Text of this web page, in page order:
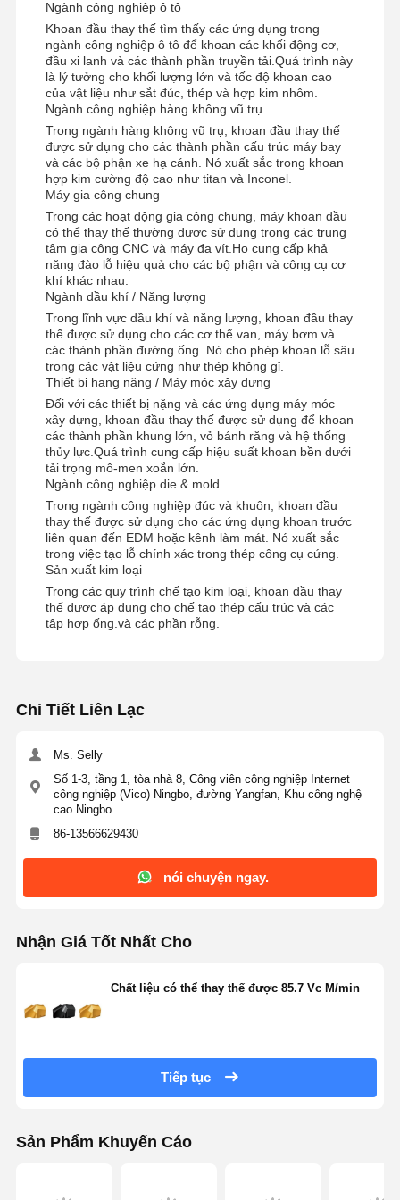
1550
15.60
15.70
EP065-P-
1560
2 15.8 6.2 11.6 A
EP065-P-
1570
2 6.2 11.6 A
EP065-P-
1580
2 6.2 11.6 A
EP065-P-
2 15.88
16.10
16.20
16.33
16.40
B20
EP065-P-
1600
2 16.9 7 12.6 1
EP065-P-
1610
2 7 12.6
EP065-P-
1620
2 7 12.6 1
EP065-P-
1625
2
EP065-P-
1633
2 7 12.6 1
EP065-P-
1640
2
EP065-P-
2 7
Ngành công nghiệp ô tô
Khoan đầu thay thế tìm thấy các ứng dụng trong
ngành công nghiệp ô tô để khoan các khối động cơ,
đầu xi lanh và các thành phần truyền tải.Quá trình này
là lý tưởng cho khối lượng lớn và tốc độ khoan cao
của vật liệu như sắt đúc, thép và hợp kim nhôm.
Ngành công nghiệp hàng không vũ trụ
Trong ngành hàng không vũ trụ, khoan đầu thay thế
được sử dụng cho các thành phần cấu trúc máy bay
và các bộ phận xe hạ cánh. Nó xuất sắc trong khoan
hợp kim cường độ cao như titan và Inconel.
Máy gia công chung
Trong các hoạt động gia công chung, máy khoan đầu
có thể thay thế thường được sử dụng trong các trung
tâm gia công CNC và máy đa vít.Họ cung cấp khả
năng đào lỗ hiệu quả cho các bộ phận và công cụ cơ
khí khác nhau.
Ngành dầu khí / Năng lượng
Trong lĩnh vực dầu khí và năng lượng, khoan đầu thay
thế được sử dụng cho các cơ thể van, máy bơm và
các thành phần đường ống. Nó cho phép khoan lỗ sâu
trong các vật liệu cứng như thép không gỉ.
Thiết bị hạng nặng / Máy móc xây dựng
Đối với các thiết bị nặng và các ứng dụng máy móc
xây dựng, khoan đầu thay thế được sử dụng để khoan
các thành phần khung lớn, vỏ bánh răng và hệ thống
thủy lực.Quá trình cung cấp hiệu suất khoan bền dưới
tải trọng mô-men xoắn lớn.
Ngành công nghiệp die & mold
Trong ngành công nghiệp đúc và khuôn, khoan đầu
thay thế được sử dụng cho các ứng dụng khoan trước
liên quan đến EDM hoặc kênh làm mát. Nó xuất sắc
trong việc tạo lỗ chính xác trong thép công cụ cứng.
Sản xuất kim loại
Trong các quy trình chế tạo kim loại, khoan đầu thay
thế được áp dụng cho chế tạo thép cấu trúc và các
tập hợp ống.và các phần rỗng.
Chi Tiết Liên Lạc
Ms. Selly
Số 1-3, tầng 1, tòa nhà 8, Công viên công nghiệp Internet
công nghiệp (Vico) Ningbo, đường Yangfan, Khu công nghệ
cao Ningbo
86-13566629430
nói chuyện ngay.
Nhận Giá Tốt Nhất Cho
Chất liệu có thể thay thế được 85.7 Vc M/min
Tiếp tục
Sản Phẩm Khuyến Cáo